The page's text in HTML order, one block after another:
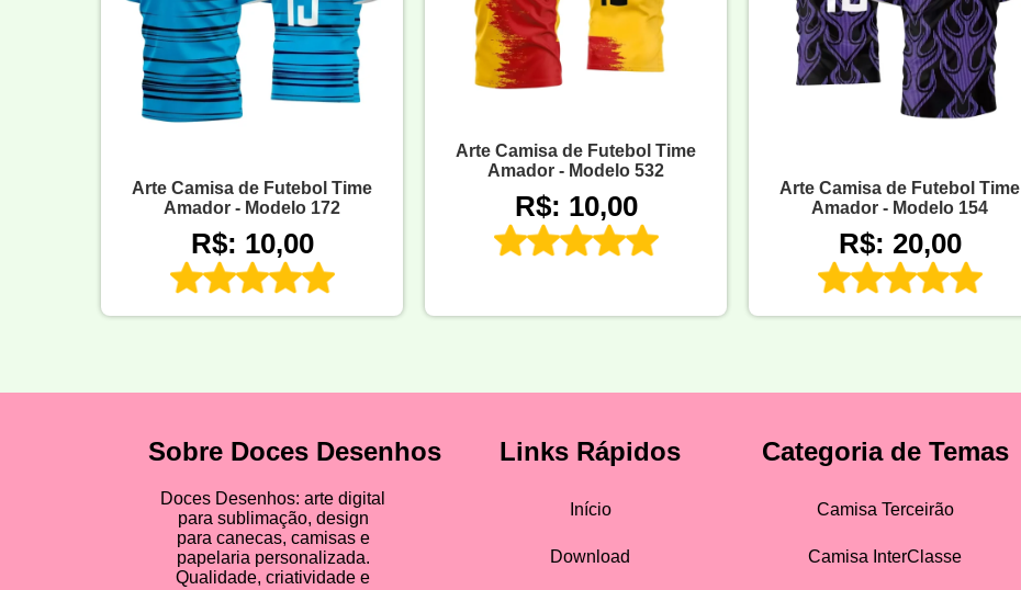
Arte Camisa de Futebol Time
Amador - Modelo 172
R$: 10,00
Arte Camisa de Futebol Time
Amador - Modelo 532
R$: 10,00
Arte Camisa de Futebol Time
Amador - Modelo 154
R$: 20,00
Sobre Doces Desenhos
Doces Desenhos: arte digital
para sublimação, design
para canecas, camisas e
papelaria personalizada.
Qualidade, criatividade e
Links Rápidos
Início
Download
Categoria de Temas
Camisa Terceirão
Camisa InterClasse